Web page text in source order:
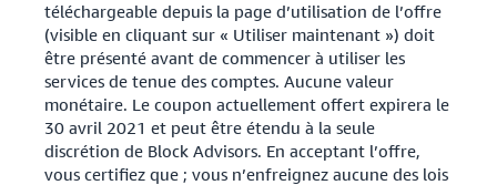
téléchargeable depuis la page d’utilisation de l’offre
(visible en cliquant sur « Utiliser maintenant ») doit
être présenté avant de commencer à utiliser les
services de tenue des comptes. Aucune valeur
monétaire. Le coupon actuellement offert expirera le
30 avril 2021 et peut être étendu à la seule
discrétion de Block Advisors. En acceptant l’offre,
vous certifiez que ; vous n’enfreignez aucune des lois